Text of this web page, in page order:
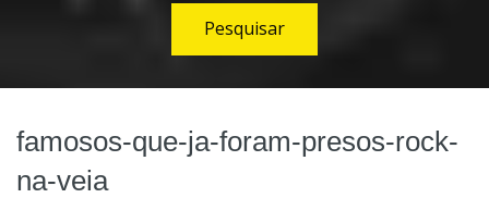
famosos-que-ja-foram-presos-rock-
na-veia